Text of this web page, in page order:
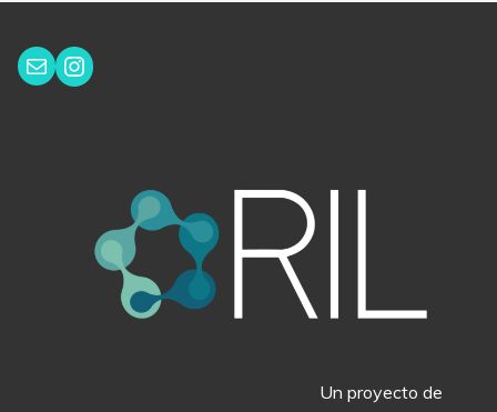
Correo electrónico
Instagram
Un proyecto de